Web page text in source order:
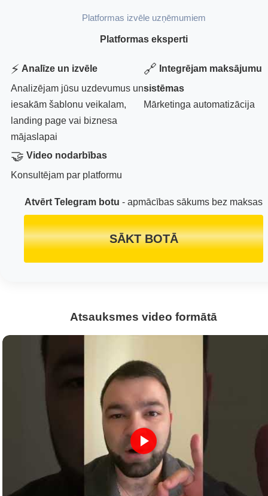
Platformas izvēle uzņēmumiem
Platformas eksperti
⚡ Analīze un izvēle
Analizējam jūsu uzdevumus un
iesakām šablonu veikalam,
landing page vai biznesa
mājaslapai
🔗 Integrējam maksājumu
sistēmas
Mārketinga automatizācija
🤝 Video nodarbības
Konsultējam par platformu
Atvērt Telegram botu - apmācības sākums bez maksas
SĀKT BOTĀ
Atsauksmes video formātā